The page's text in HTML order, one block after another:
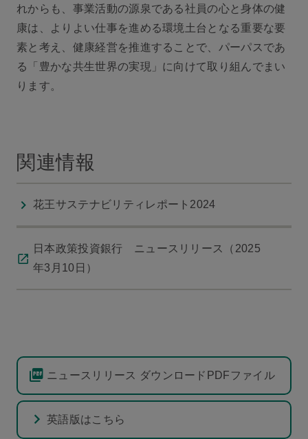
れからも、事業活動の源泉である社員の心と身体の健
康は、よりよい仕事を進める環境土台となる重要な要
素と考え、健康経営を推進することで、パーパスであ
る「豊かな共生世界の実現」に向けて取り組んでまい
ります。
関連情報
花王サステナビリティレポート2024
日本政策投資銀行 ニュースリリース（2025
年3月10日）
ニュースリリース ダウンロードPDFファイル
英語版はこちら